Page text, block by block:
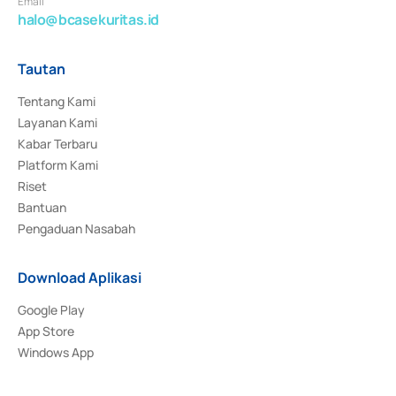
halo@bcasekuritas.id
Tautan
Tentang Kami
Layanan Kami
Kabar Terbaru
Platform Kami
Riset
Bantuan
Pengaduan Nasabah
Download Aplikasi
Google Play
App Store
Windows App